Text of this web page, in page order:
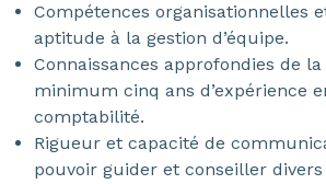
Compétences organisationnelles
aptitude à la gestion d’équipe.
Connaissances approfondies de
minimum cinq ans d’expérience
comptabilité.
Rigueur et capacité de
pouvoir guider et conseiller divers